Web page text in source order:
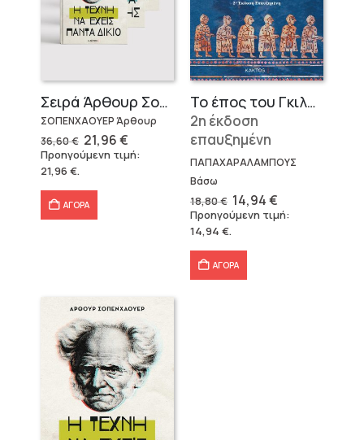
Σειρά Άρθουρ Σοπενχάουερ (3 βιβλία)
ΣΟΠΕΝΧΑΟΥΕΡ Άρθουρ
36,60€ Original
price
was:
21,96€Η
τρέχουσα
τιμή
Προηγούμενη τιμή:
21,96 €.
ΑΓΟΡΑ
Το έπος του Γκιλγκαμές
2η έκδοση
επαυξημένη
ΠΑΠΑΧΑΡΑΛΑΜΠΟΥΣ
Βάσω
18,80€ Original
price
was:
18,80 €.
14,94€Η
τρέχουσα
τιμή
Προηγούμενη τιμή:
14,94 €.
ΑΓΟΡΑ